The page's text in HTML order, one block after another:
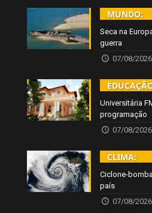
MUNDO:
Seca na
guerra
07/08/2026
Universitária
programação
07/08/2026
CLIMA:
Ciclone-
país
07/08/2026